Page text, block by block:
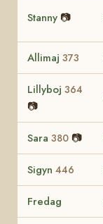
Stanny 📷
Allimaj 373
Lillyboj 364
📷
Sara 380 📷
Sigyn 446
Fredag